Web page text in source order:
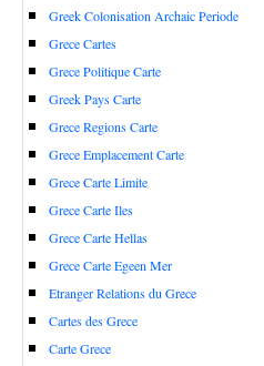
Greek Colonisation Archaic Periode
Grece Cartes
Grece Politique Carte
Greek Pays Carte
Grece Regions Carte
Grece Emplacement Carte
Grece Carte Limite
Grece Carte Iles
Grece Carte Hellas
Grece Carte Egeen Mer
Etranger Relations du Grece
Cartes des Grece
Carte Grece